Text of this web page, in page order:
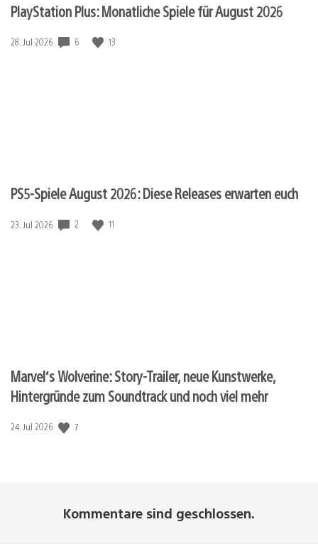
PlayStation Plus: Monatliche Spiele für August 2026
Veröffentlichungsdatum:
28. Jul 2026 6 13
PS5-Spiele August 2026: Diese Releases erwarten euch
Veröffentlichungsdatum:
23. Jul 2026 2 11
Marvel‘s Wolverine: Story-Trailer, neue Kunstwerke,
Hintergründe zum Soundtrack und noch viel mehr
Veröffentlichungsdatum:
24. Jul 2026 7
Kommentare sind geschlossen.